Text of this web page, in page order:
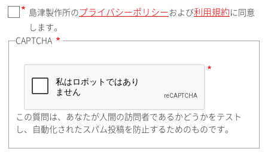
郵便番号（勤務先）
住所検索
都道府県（勤務先）
島津製作所の プライバシーポリシー および利用規約 に同意
します。
CAPTCHA
この質問は、あなたが人間の訪問者であるかどうかをテスト
し、自動化されたスパム投稿を防止するためのものです。